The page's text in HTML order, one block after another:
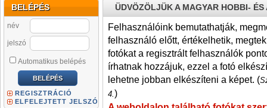
BELÉPÉS
név
jelszó
Automatikus belépés
REGISZTRÁCIÓ
ELFELEJTETT JELSZÓ
ÜDVÖZÖLJÜK A MAGYAR HOBBI-
Felhasználóink bemutathatják,
felhasználó előtt, értékelhetik,
fotókat a regisztrált felhasználók
írhatnak hozzájuk, ezzel a fotó
lehetne jobban elkészíteni a képet. (
4.)